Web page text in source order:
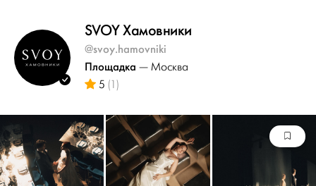
SVOY Хамовники
@svoy.hamovniki
Площадка — Москва
5 (1)